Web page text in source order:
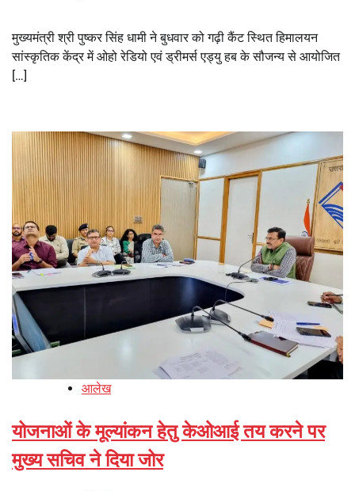
मुख्यमंत्री श्री पुष्कर सिंह धामी ने बुधवार को गढ़ी कैंट स्थित हिमालयन
सांस्कृतिक केंद्र में ओहो रेडियो एवं ड्रीमर्स एड्यु हब के सौजन्य से आयोजित
[…]
आलेख
योजनाओं के मूल्यांकन हेतु केओआई तय करने पर
मुख्य सचिव ने दिया जोर